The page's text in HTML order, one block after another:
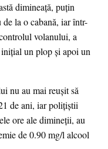
dimineaţă, puţin
la o cabană, iar într-
volanului, a
un plop şi apoi un
nu au mai reuşit să
de ani, iar poliţiştii
ore ale dimineţii, au
de 0.90 mg/l alcool